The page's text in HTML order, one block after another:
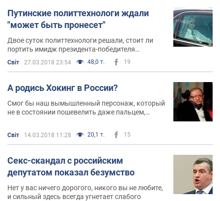
Путинские политтехнологи ждали
"может быть пронесет"
Двое суток политтехнологи решали, стоит ли
портить имидж президента-победителя
новостями о детских смертях
Світ 27.03.2018 23:54 48,0 т. 19
А родись Хокинг в России?
Смог бы наш вымышленный персонаж, который
не в состоянии пошевелить даже пальцем,
Світ 14.03.2018 11:28 20,1 т. 15
Секс-скандал с российским
депутатом показал безумство
Нет у вас ничего дорогого, никого вы не любите,
и сильный здесь всегда угнетает слабого